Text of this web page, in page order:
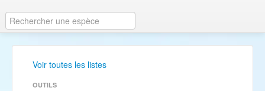
Voir toutes les listes
OUTILS